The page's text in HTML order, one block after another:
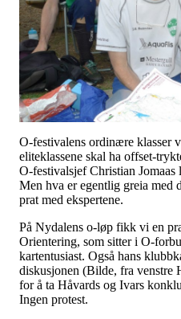
O-festivalens ordinære klasser
eliteklassene skal ha offset-
O-festivalsjef Christian
Men hva er egentlig greia med
prat med ekspertene.
På Nydalens o-løp fikk vi en
Orientering, som sitter i O-
kartentusiast. Også hans
diskusjonen (Bilde, fra venstre
for å ta Håvards og Ivars
Ingen protest.